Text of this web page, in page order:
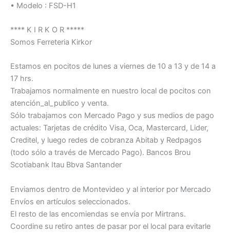
• Modelo : FSD-H1
**** K I R K O R *****
Somos Ferreteria Kirkor
Estamos en pocitos de lunes a viernes de 10 a 13 y de 14 a
17 hrs.
Trabajamos normalmente en nuestro local de pocitos con
atención_al_publico y venta.
Sólo trabajamos con Mercado Pago y sus medios de pago
actuales: Tarjetas de crédito Visa, Oca, Mastercard, Lider,
Creditel, y luego redes de cobranza Abitab y Redpagos
(todo sólo a través de Mercado Pago). Bancos Brou
Scotiabank Itau Bbva Santander
Enviamos dentro de Montevideo y al interior por Mercado
Envíos en artículos seleccionados.
El resto de las encomiendas se envía por Mirtrans.
Coordine su retiro antes de pasar por el local para evitarle